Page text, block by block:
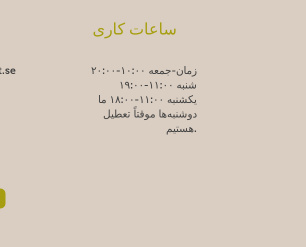
ساعات کاری
زمان-جمعه ۱۰:۰۰-۲۰:۰۰
شنبه ۱۱:۰۰-۱۹:۰۰
یکشنبه ۱۱:۰۰-۱۸:۰۰
ما
دوشنبه‌ها موقتاً تعطیل
هستیم.